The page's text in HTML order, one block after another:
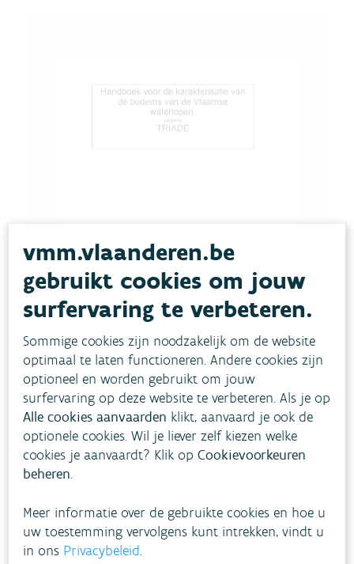
Download pdf
vmm.vlaanderen.be
gebruikt cookies om jouw
surfervaring te verbeteren.
Sommige cookies zijn noodzakelijk om de website
optimaal te laten functioneren. Andere cookies zijn
optioneel en worden gebruikt om jouw
surfervaring op deze website te verbeteren. Als je op
Alle cookies aanvaarden klikt, aanvaard je ook de
optionele cookies. Wil je liever zelf kiezen welke
cookies je aanvaardt? Klik opCookievoorkeuren
beheren.
Meer informatie over de gebruikte cookies en hoe u
uw toestemming vervolgens kunt intrekken, vindt u
in ons Privacybeleid.